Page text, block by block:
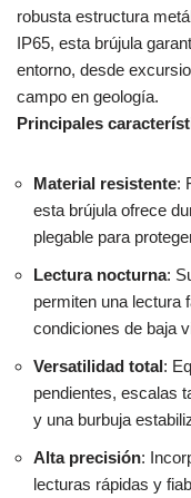
robusta estructura
IP65, esta brújula
entorno, desde
campo en geología.
Principales
Material resistente:
esta brújula ofrece
plegable para
Lectura nocturna:
permiten una lectura
condiciones de baja
Versatilidad total:
pendientes, escalas
y una burbuja
Alta precisión:
lecturas rápidas y